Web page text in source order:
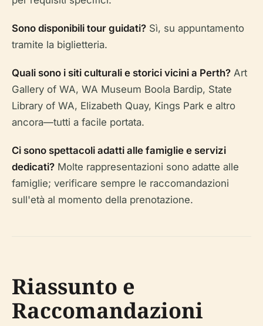
Sono disponibili tour guidati? Sì, su appuntamento
tramite la biglietteria.
Quali sono i siti culturali e storici vicini a Perth? Art
Gallery of WA, WA Museum Boola Bardip, State
Library of WA, Elizabeth Quay, Kings Park e altro
ancora—tutti a facile portata.
Ci sono spettacoli adatti alle famiglie e servizi
dedicati? Molte rappresentazioni sono adatte alle
famiglie; verificare sempre le raccomandazioni
sull'età al momento della prenotazione.
Riassunto e
Raccomandazioni